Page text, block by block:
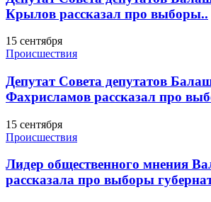
Крылов рассказал про выборы..
15 сентября
Происшествия
Депутат Совета депутатов
Фахрисламов рассказал про
15 сентября
Происшествия
Лидер общественного мнения
рассказала про выборы